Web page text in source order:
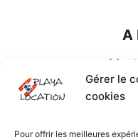
Gérer le
cookies
Pour offrir les meilleures
A
Politique